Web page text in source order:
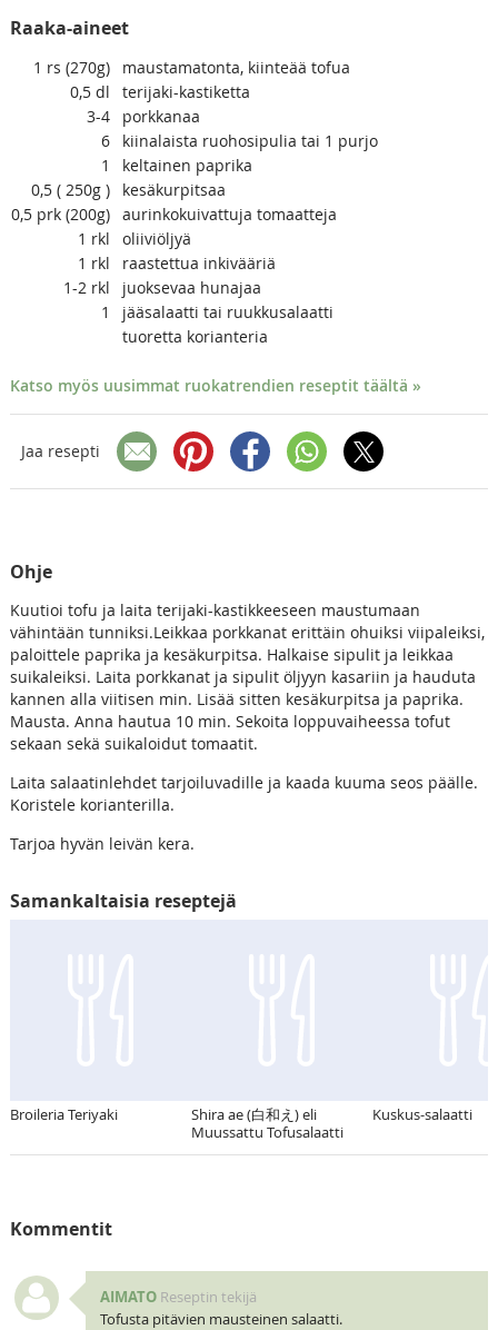
Raaka-aineet
1 rs (270g)
maustamatonta, kiinteää tofua
0,5 dl
terijaki-kastiketta
3-4
porkkanaa
6
kiinalaista ruohosipulia tai 1 purjo
1
keltainen paprika
0,5 ( 250g )
kesäkurpitsaa
0,5 prk (200g) aurinkokuivattuja tomaatteja
1 rkl
oliiviöljyä
1 rkl
raastettua inkivääriä
1-2 rkl
juoksevaa hunajaa
1
jääsalaatti tai ruukkusalaatti
tuoretta korianteria
Katso myös uusimmat ruokatrendien reseptit täältä »
Jaa resepti
Ohje
Kuutioi tofu ja laita terijaki-kastikkeeseen maustumaan
vähintään tunniksi.Leikkaa porkkanat erittäin ohuiksi viipaleiksi,
paloittele paprika ja kesäkurpitsa. Halkaise sipulit ja leikkaa
suikaleiksi. Laita porkkanat ja sipulit öljyyn kasariin ja hauduta
kannen alla viitisen min. Lisää sitten kesäkurpitsa ja paprika.
Mausta. Anna hautua 10 min. Sekoita loppuvaiheessa tofut
sekaan sekä suikaloidut tomaatit.
Laita salaatinlehdet tarjoiluvadille ja kaada kuuma seos päälle.
Koristele korianterilla.
Tarjoa hyvän leivän kera.
Samankaltaisia reseptejä
Broileria Teriyaki
Shira ae (白和え) eli
Muussattu Tofusalaatti
Kuskus-salaatti
Kommentit
AIMATO Reseptin tekijä
Tofusta pitävien mausteinen salaatti.